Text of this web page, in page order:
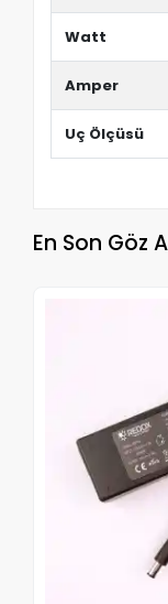
Watt
Amper
Uç Ölçüsü
En Son Göz